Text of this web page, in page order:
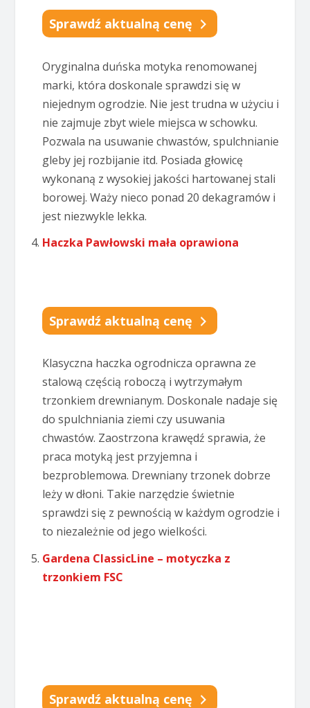
Sprawdź aktualną cenę
Oryginalna duńska motyka renomowanej
marki, która doskonale sprawdzi się w
niejednym ogrodzie. Nie jest trudna w użyciu i
nie zajmuje zbyt wiele miejsca w schowku.
Pozwala na usuwanie chwastów, spulchnianie
gleby jej rozbijanie itd. Posiada głowicę
wykonaną z wysokiej jakości hartowanej stali
borowej. Waży nieco ponad 20 dekagramów i
jest niezwykle lekka.
Haczka Pawłowski mała oprawiona
Sprawdź aktualną cenę
Klasyczna haczka ogrodnicza oprawna ze
stalową częścią roboczą i wytrzymałym
trzonkiem drewnianym. Doskonale nadaje się
do spulchniania ziemi czy usuwania
chwastów. Zaostrzona krawędź sprawia, że
praca motyką jest przyjemna i
bezproblemowa. Drewniany trzonek dobrze
leży w dłoni. Takie narzędzie świetnie
sprawdzi się z pewnością w każdym ogrodzie i
to niezależnie od jego wielkości.
Gardena ClassicLine – motyczka z
trzonkiem FSC
Sprawdź aktualną cenę